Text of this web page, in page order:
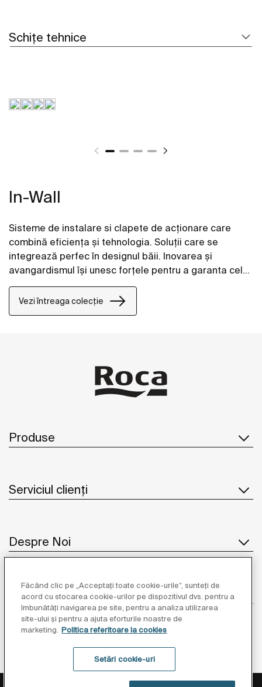
Schițe tehnice
In-Wall
Sisteme de instalare si clapete de acționare care
combină eficienţa şi tehnologia. Soluţii care se
integrează perfec în designul băii. Inovarea şi
avangardismul îşi unesc forţele pentru a garanta cele
mai bune caracteristici, în care confortul,
funcționalitatea şi stilul se regăsesc în fiecare
detaliu.
Vezi întreaga colecție
Produse
Serviciul clienți
Despre Noi
Inspirație
Unde să ne găsiți
Politica de Protecție a Datelor Informații Legale
Făcând clic pe „Acceptați toate cookie-urile”, sunteți de
acord cu stocarea cookie-urilor pe dispozitivul dvs. pentru a
îmbunătăți navigarea pe site, pentru a analiza utilizarea
site-ului și pentru a ajuta eforturile noastre de
marketing. Politica referitoare la cookies
Setări cookie-uri